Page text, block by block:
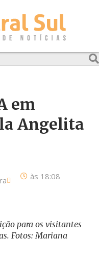
em
Angelita
às 18:08
para os visitantes
Fotos: Mariana